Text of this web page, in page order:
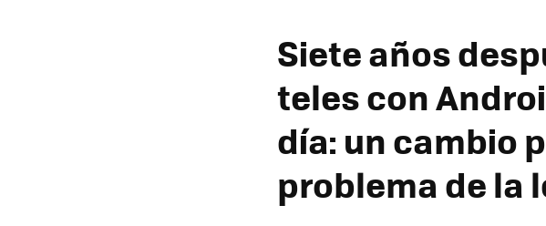
Siete años
teles con
día: un cambio
problema de la